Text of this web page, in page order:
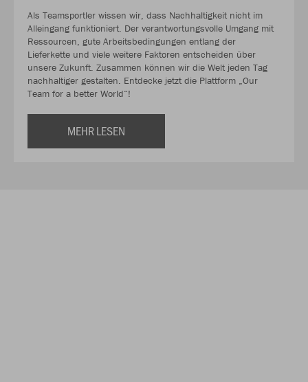
Als Teamsportler wissen wir, dass Nachhaltigkeit nicht im
Alleingang funktioniert. Der verantwortungsvolle Umgang mit
Ressourcen, gute Arbeitsbedingungen entlang der
Lieferkette und viele weitere Faktoren entscheiden über
unsere Zukunft. Zusammen können wir die Welt jeden Tag
nachhaltiger gestalten. Entdecke jetzt die Plattform „Our
Team for a better World“!
MEHR LESEN